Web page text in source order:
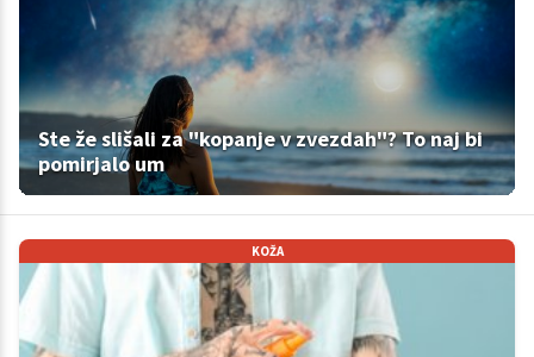
Ste že slišali za "kopanje v zvezdah"? To naj bi
pomirjalo um
KOŽA